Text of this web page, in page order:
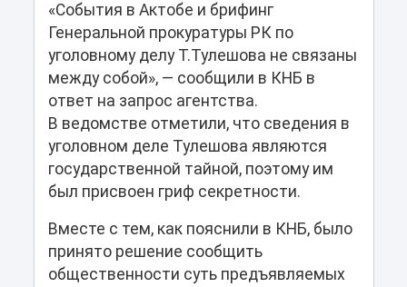
«События в Актобе и брифинг
Генеральной прокуратуры РК по
уголовному делу Т.Тулешова не связаны
между собой», — сообщили в КНБ в
ответ на запрос агентства.
В ведомстве отметили, что сведения в
уголовном деле Тулешова являются
государственной тайной, поэтому им
был присвоен гриф секретности.
Вместе с тем, как пояснили в КНБ, было
принято решение сообщить
общественности суть предъявляемых